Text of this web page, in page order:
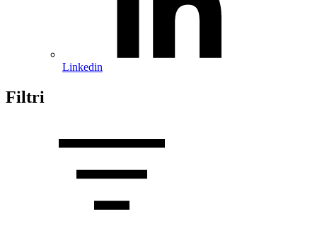
Linkedin
Filtri